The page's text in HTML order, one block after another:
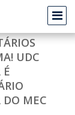
UDC
É
MEC